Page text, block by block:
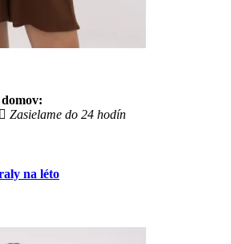
Zasielame do 24 hodín
na léto